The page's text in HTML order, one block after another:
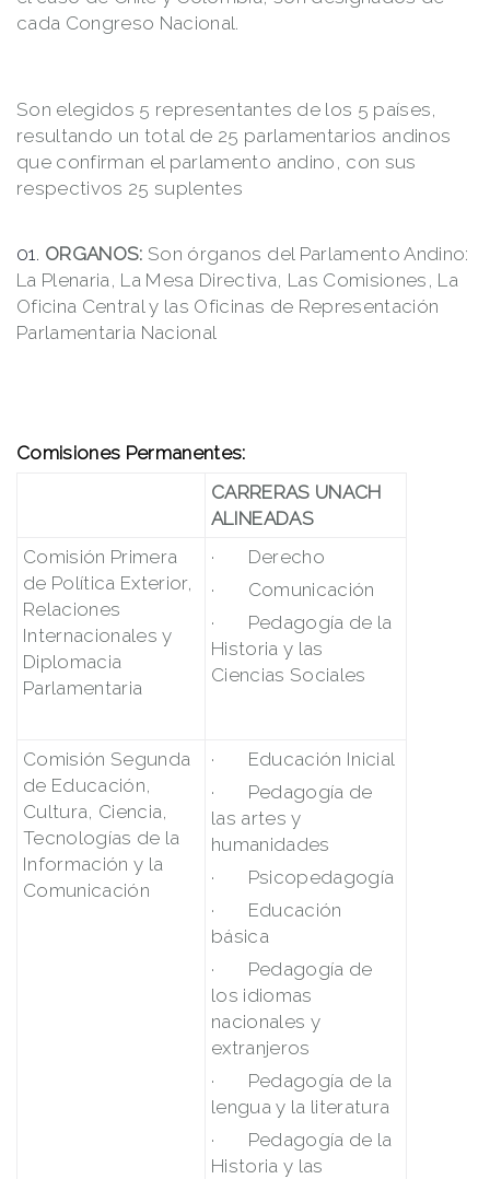
cada Congreso Nacional.
Son elegidos 5 representantes de los 5 países,
resultando un total de 25 parlamentarios andinos
que confirman el parlamento andino, con sus
respectivos 25 suplentes
ORGANOS: Son órganos del Parlamento Andino:
La Plenaria, La Mesa Directiva, Las Comisiones, La
Oficina Central y las Oficinas de Representación
Parlamentaria Nacional
Comisiones Permanentes:
CARRERAS UNACH
ALINEADAS
Comisión Primera
de Política Exterior,
Relaciones
Internacionales y
Diplomacia
Parlamentaria
· Derecho
· Comunicación
· Pedagogía de la
Historia y las
Ciencias Sociales
Comisión Segunda
de Educación,
Cultura, Ciencia,
Tecnologías de la
Información y la
Comunicación
· Educación Inicial
· Pedagogía de
las artes y
humanidades
· Psicopedagogía
· Educación
básica
· Pedagogía de
los idiomas
nacionales y
extranjeros
· Pedagogía de la
lengua y la literatura
· Pedagogía de la
Historia y las